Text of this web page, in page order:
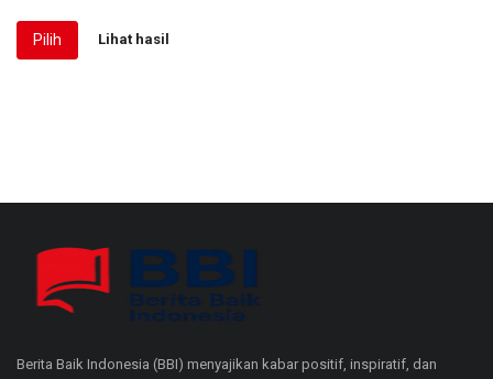
Pilih Lihat hasil
Berita Baik Indonesia (BBI) menyajikan kabar positif, inspiratif, dan